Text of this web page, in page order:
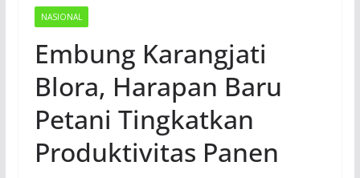
NASIONAL
Embung Karangjati
Blora, Harapan Baru
Petani Tingkatkan
Produktivitas Panen